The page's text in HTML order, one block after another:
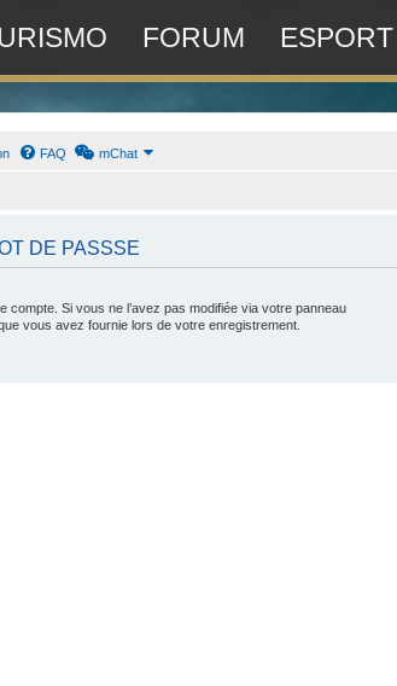
FORUM ESPORT
FAQ mChat
DE PASSSE
compte. Si vous ne l’avez pas modifiée via votre panneau
que vous avez fournie lors de votre enregistrement.